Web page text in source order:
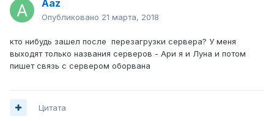
Aaz
Опубликовано 21 марта, 2018
кто нибудь зашел после перезагрузки сервера? У меня
выходят только названия серверов - Ари я и Луна и потом
пишет связь с сервером оборвана
Цитата